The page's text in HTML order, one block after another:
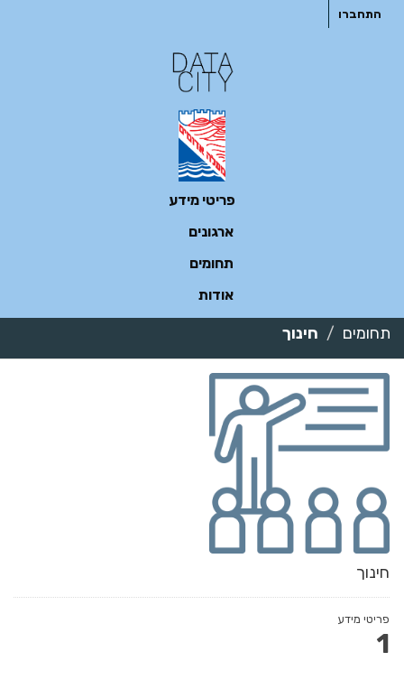
התחברו
פריטי מידע
ארגונים
תחומים
אודות
תחומים חינוך
חינוך
פריטי מידע
1